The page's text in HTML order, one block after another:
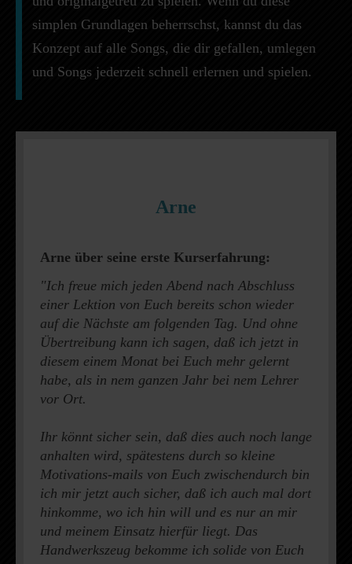
simplen Grundlagen beherrschst, kannst du das
Konzept auf alle Songs, die dir gefallen, umlegen
und Songs jederzeit schnell erlernen und spielen.
Arne
Arne über seine erste Kurserfahrung:
"Ich freue mich jeden Abend nach Abschluss
einer Lektion von Euch bereits schon wieder
auf die Nächste am folgenden Tag. Und ohne
Übertreibung kann ich sagen, daß ich jetzt in
diesem einem Monat bei Euch mehr gelernt
habe, als in nem ganzen Jahr bei nem Lehrer
vor Ort.
Ihr könnt sicher sein, daß dies auch noch lange
anhalten wird, spätestens durch so kleine
Motivations-mails von Euch zwischendurch bin
ich mir jetzt auch sicher, daß ich auch mal dort
hinkomme, wo ich hin will und es nur an mir
und meinem Einsatz hierfür liegt. Das
Handwerkszeug bekomme ich solide von Euch